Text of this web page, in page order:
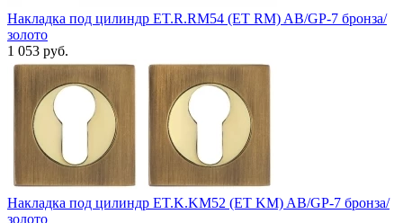
Накладка под цилиндр ET.R.RM54 (ET RM) AB/GP-7 бронза/
золото
1 053 руб.
Накладка под цилиндр ET.K.KM52 (ET KM) AB/GP-7 бронза/
золото